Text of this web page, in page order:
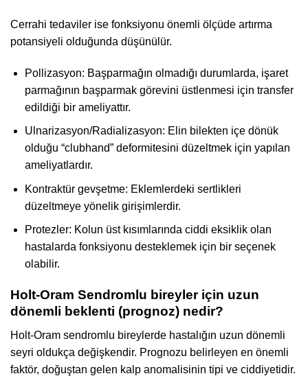
Cerrahi tedaviler ise fonksiyonu önemli ölçüde artırma
potansiyeli olduğunda düşünülür.
Pollizasyon: Başparmağın olmadığı durumlarda, işaret
parmağının başparmak görevini üstlenmesi için transfer
edildiği bir ameliyattır.
Ulnarizasyon/Radializasyon: Elin bilekten içe dönük
olduğu “clubhand” deformitesini düzeltmek için yapılan
ameliyatlardır.
Kontraktür gevşetme: Eklemlerdeki sertlikleri
düzeltmeye yönelik girişimlerdir.
Protezler: Kolun üst kısımlarında ciddi eksiklik olan
hastalarda fonksiyonu desteklemek için bir seçenek
olabilir.
Holt-Oram Sendromlu bireyler için uzun
dönemli beklenti (prognoz) nedir?
Holt-Oram sendromlu bireylerde hastalığın uzun dönemli
seyri oldukça değişkendir. Prognozu belirleyen en önemli
faktör, doğuştan gelen kalp anomalisinin tipi ve ciddiyetidir.